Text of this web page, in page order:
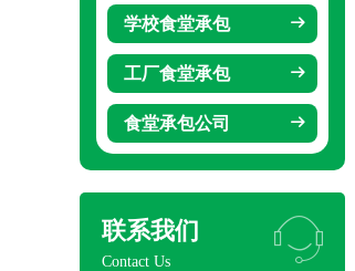
学校食堂承包
工厂食堂承包
食堂承包公司
联系我们
Contact Us